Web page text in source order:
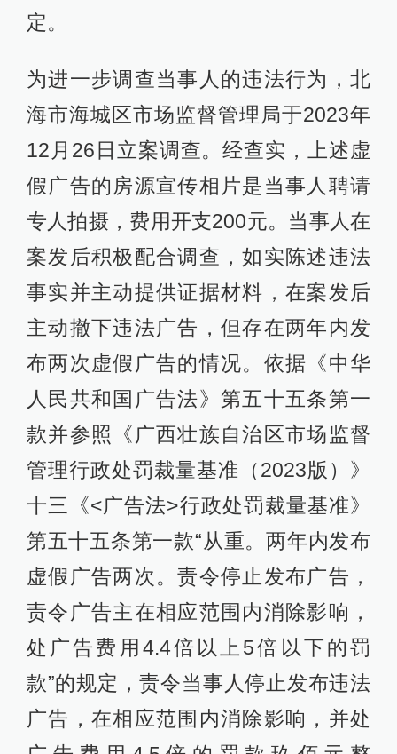
定。
为进一步调查当事人的违法行为，北
海市海城区市场监督管理局于2023年
12月26日立案调查。经查实，上述虚
假广告的房源宣传相片是当事人聘请
专人拍摄，费用开支200元。当事人在
案发后积极配合调查，如实陈述违法
事实并主动提供证据材料，在案发后
主动撤下违法广告，但存在两年内发
布两次虚假广告的情况。依据《中华
人民共和国广告法》第五十五条第一
款并参照《广西壮族自治区市场监督
管理行政处罚裁量基准（2023版）》
十三《<广告法>行政处罚裁量基准》
第五十五条第一款“从重。两年内发布
虚假广告两次。责令停止发布广告，
责令广告主在相应范围内消除影响，
处广告费用4.4倍以上5倍以下的罚
款”的规定，责令当事人停止发布违法
广告，在相应范围内消除影响，并处